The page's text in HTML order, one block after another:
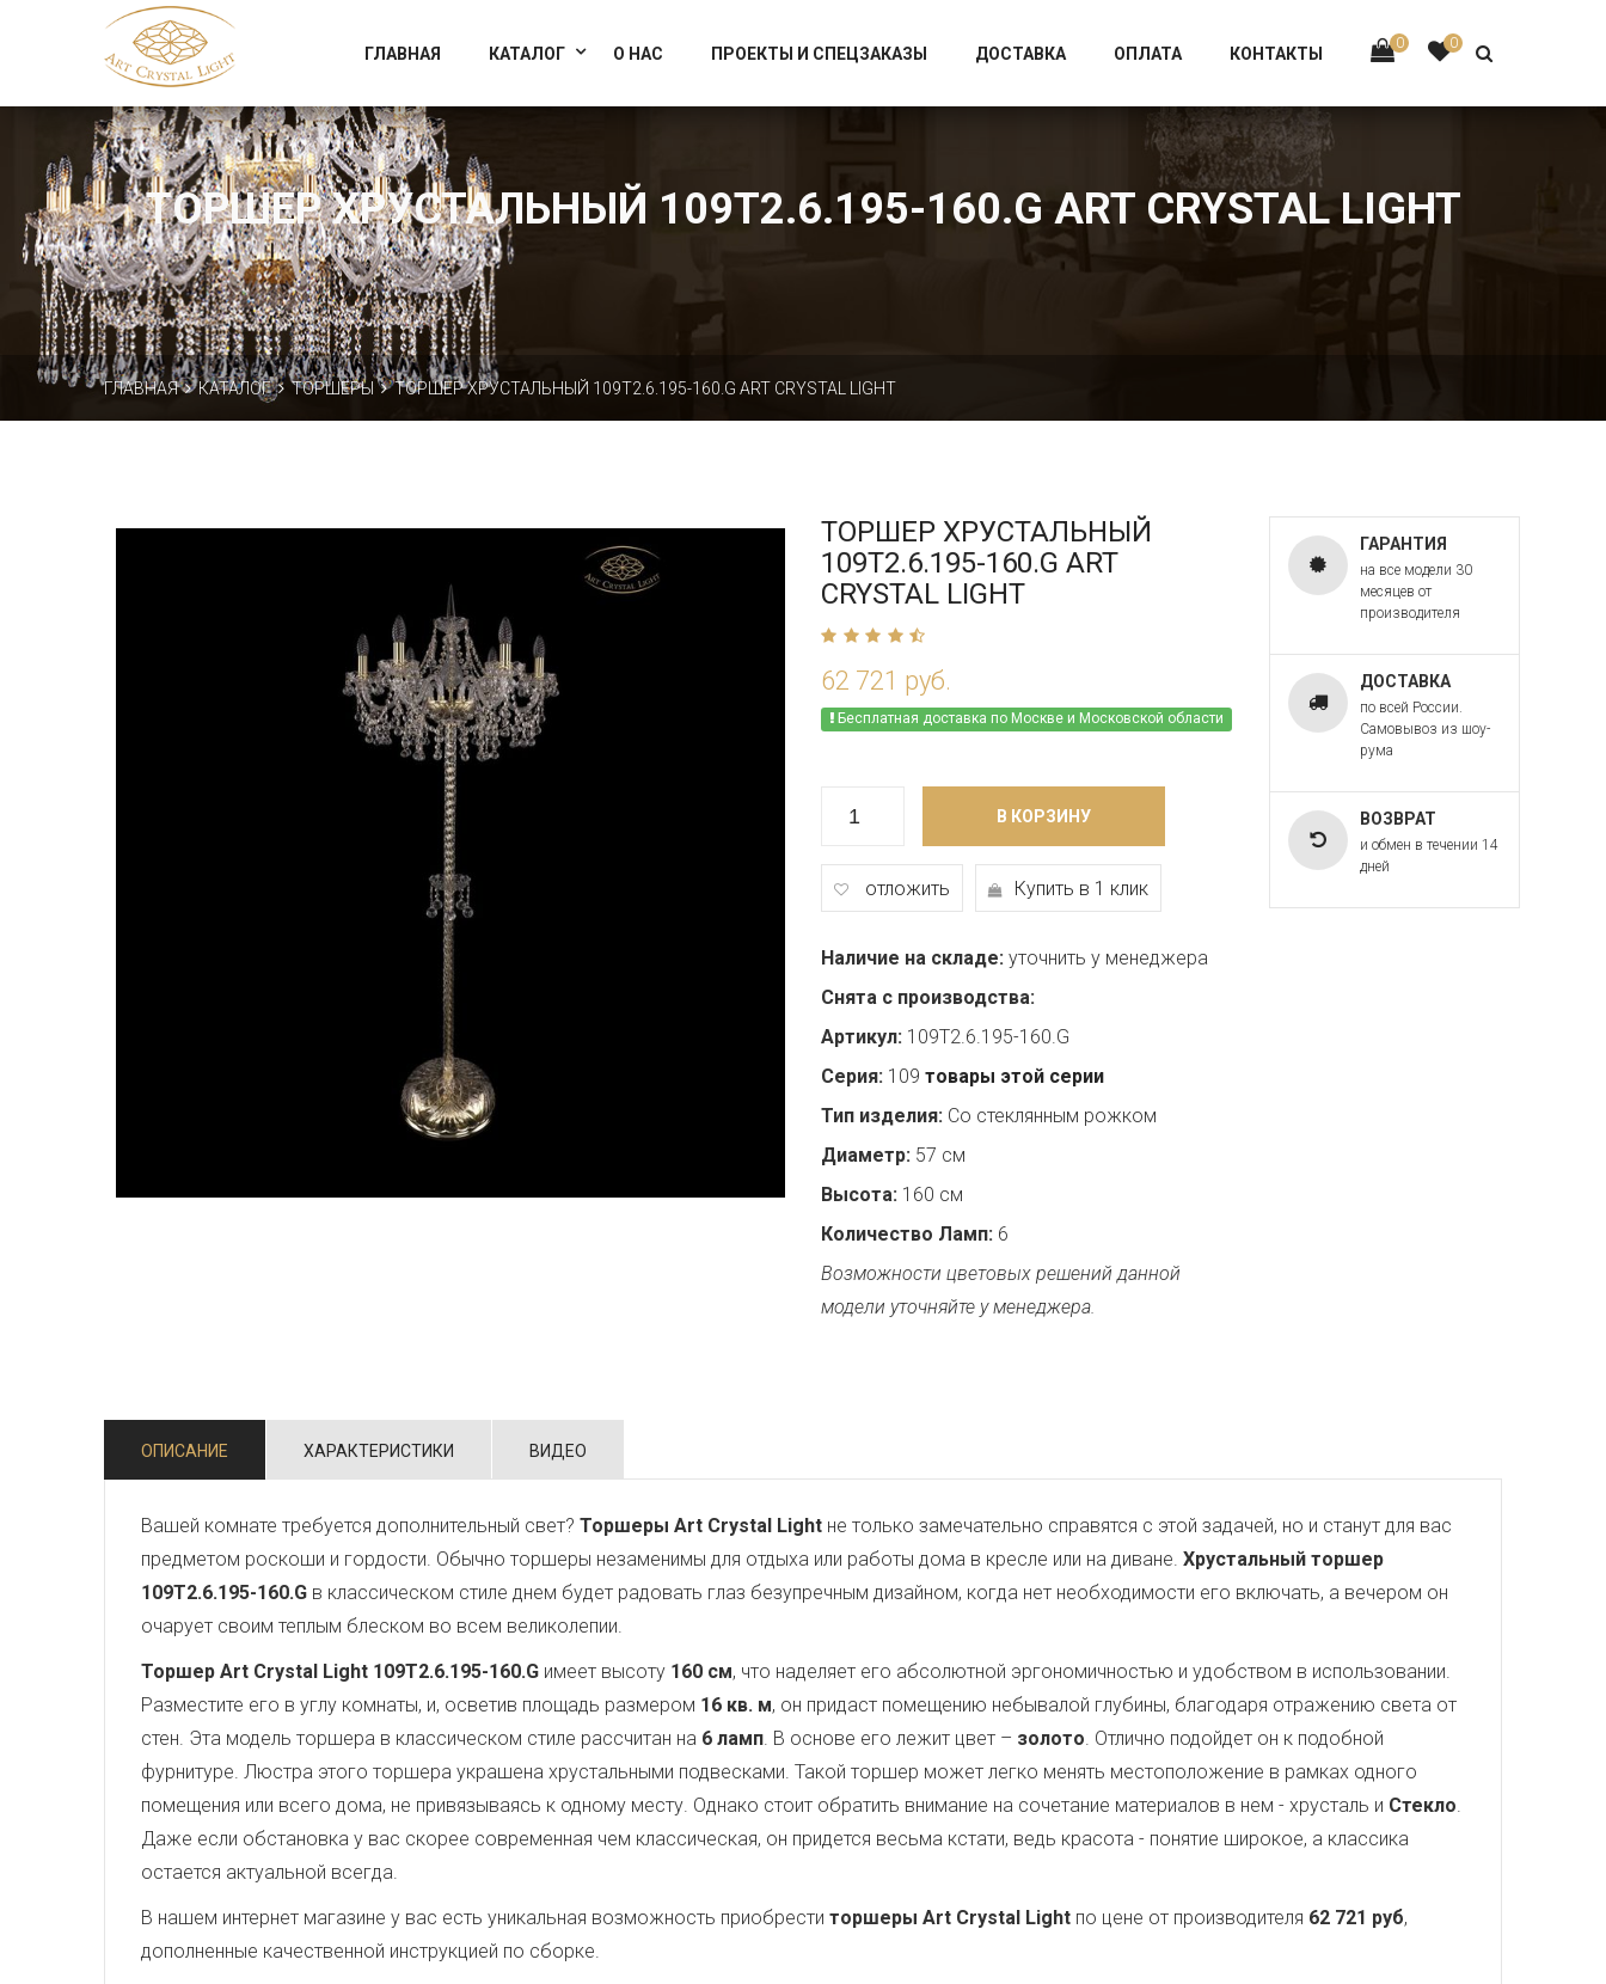
Официальный магазин фабрики Art Crystal Light
0 0
ГЛАВНАЯ КАТАЛОГ О НАС ПРОЕКТЫ И СПЕЦЗАКАЗЫ ДОСТАВКА ОПЛАТА КОНТАКТЫ
ТОРШЕР ХРУСТАЛЬНЫЙ 109T2.6.195-160.G ART CRYSTAL LIGHT
ГЛАВНАЯ КАТАЛОГ ТОРШЕРЫ ТОРШЕР ХРУСТАЛЬНЫЙ 109T2.6.195-160.G ART CRYSTAL LIGHT
ТОРШЕР ХРУСТАЛЬНЫЙ
109T2.6.195-160.G ART
CRYSTAL LIGHT
62 721 руб.
Бесплатная доставка по Москве и Московской области
В КОРЗИНУ
отложить Купить в 1 клик
Наличие на складе: уточнить у менеджера
Снята с производства:
Артикул: 109T2.6.195-160.G
Серия: 109 товары этой серии
Тип изделия: Со стеклянным рожком
Диаметр: 57 см
Высота: 160 см
Количество Ламп: 6
Возможности цветовых решений данной
модели уточняйте у менеджера.
ГАРАНТИЯ
на все модели 30
месяцев от
производителя
ДОСТАВКА
по всей России.
Самовывоз из шоу-
рума
ВОЗВРАТ
и обмен в течении 14
дней
ОПИСАНИЕ ХАРАКТЕРИСТИКИ ВИДЕО
Вашей комнате требуется дополнительный свет? Торшеры Art Crystal Light не только замечательно справятся с этой задачей, но и станут для вас
предметом роскоши и гордости. Обычно торшеры незаменимы для отдыха или работы дома в кресле или на диване. Хрустальный торшер
109T2.6.195-160.G в классическом стиле днем будет радовать глаз безупречным дизайном, когда нет необходимости его включать, а вечером он
очарует своим теплым блеском во всем великолепии.
Торшер Art Crystal Light 109T2.6.195-160.G имеет высоту 160 см, что наделяет его абсолютной эргономичностью и удобством в использовании.
Разместите его в углу комнаты, и, осветив площадь размером 16 кв. м, он придаст помещению небывалой глубины, благодаря отражению света от
стен. Эта модель торшера в классическом стиле рассчитан на 6 ламп. В основе его лежит цвет – золото. Отлично подойдет он к подобной
фурнитуре. Люстра этого торшера украшена хрустальными подвесками. Такой торшер может легко менять местоположение в рамках одного
помещения или всего дома, не привязываясь к одному месту. Однако стоит обратить внимание на сочетание материалов в нем - хрусталь и Стекло.
Даже если обстановка у вас скорее современная чем классическая, он придется весьма кстати, ведь красота - понятие широкое, а классика
остается актуальной всегда.
В нашем интернет магазине у вас есть уникальная возможность приобрести торшеры Art Crystal Light по цене от производителя 62 721 руб,
дополненные качественной инструкцией по сборке.